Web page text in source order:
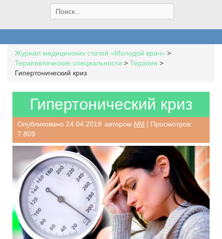
e
a
h
f
o
Журнал медицинских статей «Молодой врач» >
Терапевтические специальности > Терапия >
Гипертонический криз
Гипертонический криз
Опубликовано 24.04.2019 автором NM | Просмотров:
7 809